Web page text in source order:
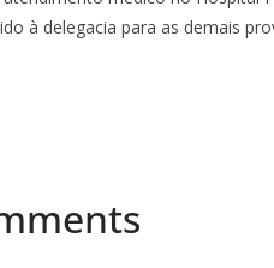
à delegacia para as demais